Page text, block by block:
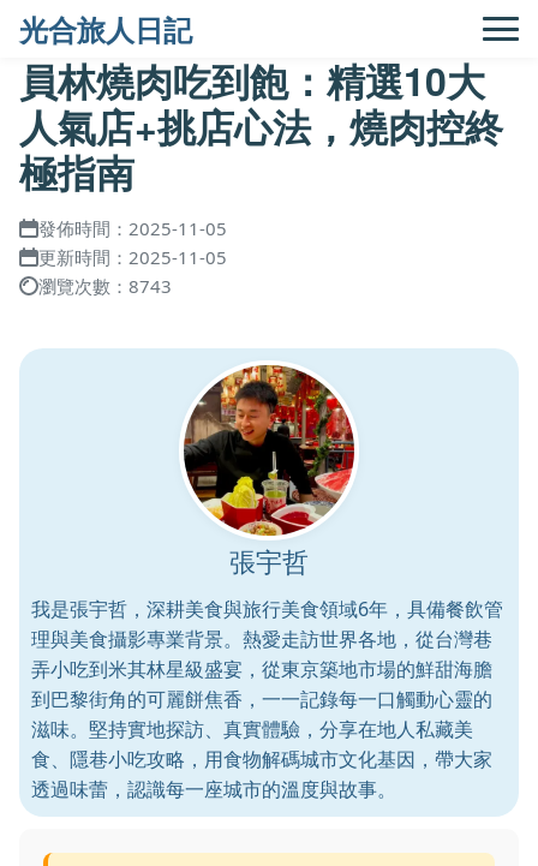
光合旅人日記
員林燒肉吃到飽：精選10大
人氣店+挑店心法，燒肉控終
極指南
發佈時間：2025-11-05
更新時間：2025-11-05
瀏覽次數：8743
張宇哲
我是張宇哲，深耕美食與旅行美食領域6年，具備餐飲管
理與美食攝影專業背景。熱愛走訪世界各地，從台灣巷
弄小吃到米其林星級盛宴，從東京築地市場的鮮甜海膽
到巴黎街角的可麗餅焦香，一一記錄每一口觸動心靈的
滋味。堅持實地探訪、真實體驗，分享在地人私藏美
食、隱巷小吃攻略，用食物解碼城市文化基因，帶大家
透過味蕾，認識每一座城市的溫度與故事。